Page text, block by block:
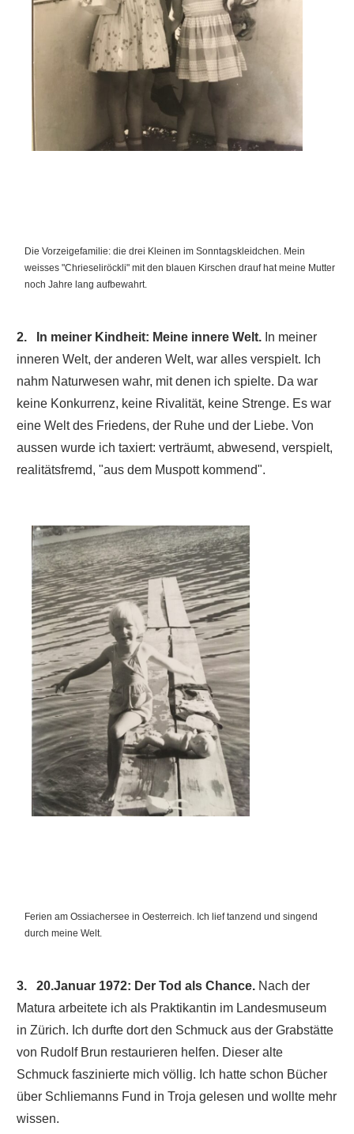
Die Vorzeigefamilie: die drei Kleinen im Sonntagskleidchen. Mein
weisses "Chrieseliröckli" mit den blauen Kirschen drauf hat meine Mutter
noch Jahre lang aufbewahrt.
2. In meiner Kindheit: Meine innere Welt. In meiner
inneren Welt, der anderen Welt, war alles verspielt. Ich
nahm Naturwesen wahr, mit denen ich spielte. Da war
keine Konkurrenz, keine Rivalität, keine Strenge. Es war
eine Welt des Friedens, der Ruhe und der Liebe. Von
aussen wurde ich taxiert: verträumt, abwesend, verspielt,
realitätsfremd, "aus dem Muspott kommend".
Ferien am Ossiachersee in Oesterreich. Ich lief tanzend und singend
durch meine Welt.
3. 20.Januar 1972: Der Tod als Chance. Nach der
Matura arbeitete ich als Praktikantin im Landesmuseum
in Zürich. Ich durfte dort den Schmuck aus der Grabstätte
von Rudolf Brun restaurieren helfen. Dieser alte
Schmuck faszinierte mich völlig. Ich hatte schon Bücher
über Schliemanns Fund in Troja gelesen und wollte mehr
wissen.